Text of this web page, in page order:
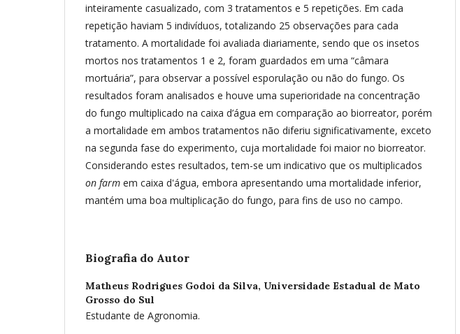
inteiramente casualizado, com 3 tratamentos e 5 repetições. Em cada
repetição haviam 5 indivíduos, totalizando 25 observações para cada
tratamento. A mortalidade foi avaliada diariamente, sendo que os insetos
mortos nos tratamentos 1 e 2, foram guardados em uma “câmara
mortuária”, para observar a possível esporulação ou não do fungo. Os
resultados foram analisados e houve uma superioridade na concentração
do fungo multiplicado na caixa d’água em comparação ao biorreator, porém
a mortalidade em ambos tratamentos não diferiu significativamente, exceto
na segunda fase do experimento, cuja mortalidade foi maior no biorreator.
Considerando estes resultados, tem-se um indicativo que os multiplicados
on farm em caixa d'água, embora apresentando uma mortalidade inferior,
mantém uma boa multiplicação do fungo, para fins de uso no campo.
Biografia do Autor
Matheus Rodrigues Godoi da Silva, Universidade Estadual de Mato
Grosso do Sul
Estudante de Agronomia.